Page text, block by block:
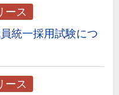
ース
統一採用試験につ
ース